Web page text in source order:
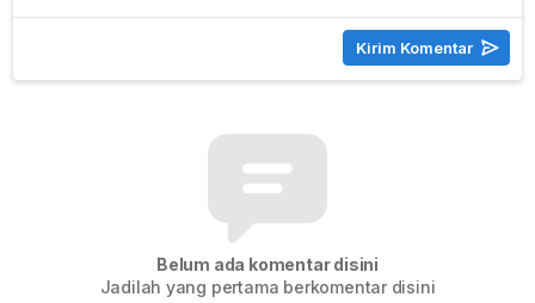
Belum ada komentar disini
Jadilah yang pertama berkomentar disini